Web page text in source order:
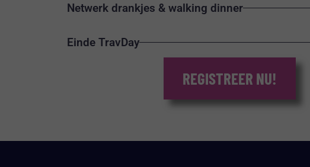
Netwerk drankjes & walking dinner
Einde TravDay
REGISTREER NU!